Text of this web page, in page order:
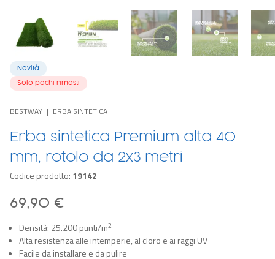
Novità
Solo pochi rimasti
BESTWAY ERBA SINTETICA
Erba sintetica Premium alta 40
mm, rotolo da 2x3 metri
Codice prodotto: 19142
69,90 €
Densità: 25.200 punti/m2
Alta resistenza alle intemperie, al cloro e ai raggi UV
Facile da installare e da pulire